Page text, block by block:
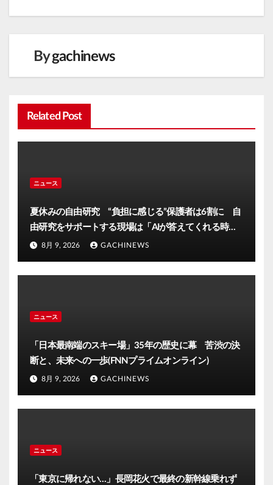
シ
ン
Bygachinews
Related Post
ニュース
夏休みの自由研究 “負担に感じる”保護者は6割に 自
由研究をサポートする現場は「AIが答えてくれる時代
だが自分の目で」大分発(FNNプライムオンライン)
8月 9, 2026 GACHINEWS
ニュース
「日本最南端のスキー場」35年の歴史に幕 苦渋の決
断と、未来への一歩(FNNプライムオンライン)
8月 9, 2026 GACHINEWS
ニュース
「東京に帰れない…」長岡花火で最終の新幹線乗れず